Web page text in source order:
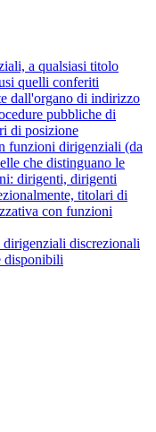
a qualsiasi titolo
quelli conferiti
dall'organo di indirizzo
pubbliche di
di posizione
funzioni dirigenziali (da
che distinguano le
dirigenti, dirigenti
titolari di
con funzioni
discrezionali
disponibili